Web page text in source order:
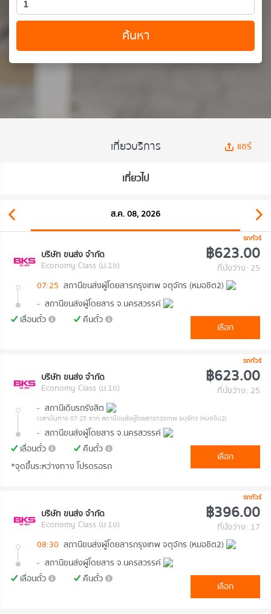
ค้นหา
เที่ยวบริการ แชร์
เที่ยวไป
ส.ค. 08, 2026
รถทัวร์
บริษัท ขนส่ง จำกัด
Economy Class (ม.1ข)
฿623.00
ที่นั่งว่าง: 25
07:25 สถานีขนส่งผู้โดยสารกรุงเทพ จตุจักร (หมอชิต2)
- สถานีขนส่งผู้โดยสาร จ.นครสวรรค์
เลื่อนตั๋ว
คืนตั๋ว
เลือก
รถทัวร์
บริษัท ขนส่ง จำกัด
Economy Class (ม.1ข)
฿623.00
ที่นั่งว่าง: 25
- สถานีเดินรถรังสิต
เวลาต้นทาง 07:25 จาก สถานีขนส่งผู้โดยสารกรุงเทพ จตุจักร (หมอชิต2)
- สถานีขนส่งผู้โดยสาร จ.นครสวรรค์
เลื่อนตั๋ว
คืนตั๋ว
*จุดขึ้นระหว่างทาง โปรดรอรถ
เลือก
รถทัวร์
บริษัท ขนส่ง จำกัด
Economy Class (ม.1ข)
฿396.00
ที่นั่งว่าง: 17
08:30 สถานีขนส่งผู้โดยสารกรุงเทพ จตุจักร (หมอชิต2)
- สถานีขนส่งผู้โดยสาร จ.นครสวรรค์
เลื่อนตั๋ว
คืนตั๋ว
เลือก